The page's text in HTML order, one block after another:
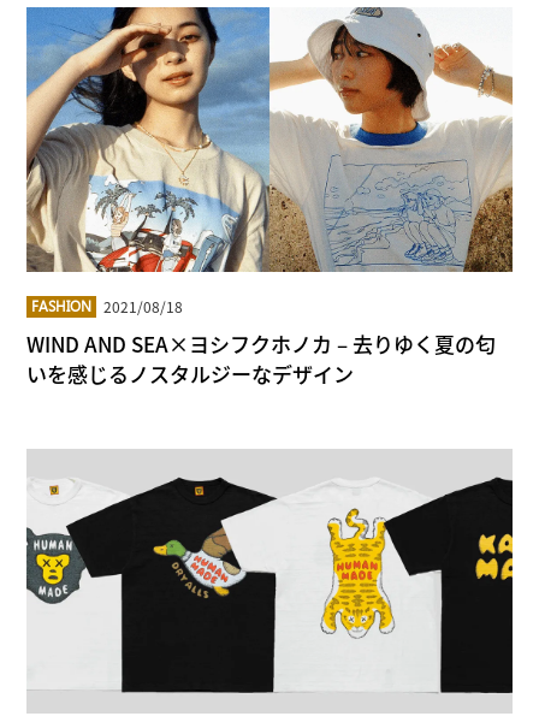
FASHION 2021/08/18
WIND AND SEA×ヨシフクホノカ – 去りゆく夏の匂
いを感じるノスタルジーなデザイン